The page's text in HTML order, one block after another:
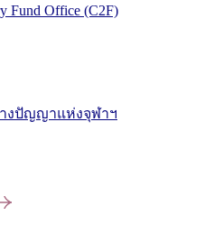
Fund Office (C2F)
งปัญญาแห่งจุฬาฯ